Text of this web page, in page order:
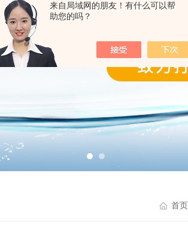
来自局域网的朋友！有什么可以帮
助您的吗？
首页